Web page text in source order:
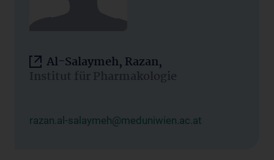
Al-Salaymeh, Razan,
Institut für Pharmakologie
razan.al-salaymeh@meduniwien.ac.at